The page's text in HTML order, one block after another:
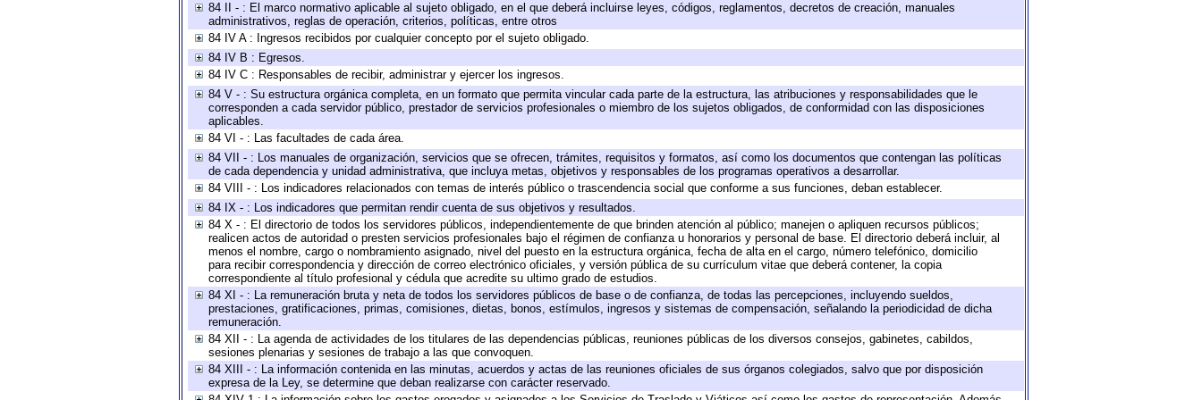
84 II - : El marco normativo aplicable al sujeto obligado, en el que deberá incluirse leyes, códigos, reglamentos, decretos de creación, manuales
administrativos, reglas de operación, criterios, políticas, entre otros
84 IV A : Ingresos recibidos por cualquier concepto por el sujeto obligado.
84 IV B : Egresos.
84 IV C : Responsables de recibir, administrar y ejercer los ingresos.
84 V - : Su estructura orgánica completa, en un formato que permita vincular cada parte de la estructura, las atribuciones y responsabilidades que le
corresponden a cada servidor público, prestador de servicios profesionales o miembro de los sujetos obligados, de conformidad con las disposiciones
aplicables.
84 VI - : Las facultades de cada área.
84 VII - : Los manuales de organización, servicios que se ofrecen, trámites, requisitos y formatos, así como los documentos que contengan las políticas
de cada dependencia y unidad administrativa, que incluya metas, objetivos y responsables de los programas operativos a desarrollar.
84 VIII - : Los indicadores relacionados con temas de interés público o trascendencia social que conforme a sus funciones, deban establecer.
84 IX - : Los indicadores que permitan rendir cuenta de sus objetivos y resultados.
84 X - : El directorio de todos los servidores públicos, independientemente de que brinden atención al público; manejen o apliquen recursos públicos;
realicen actos de autoridad o presten servicios profesionales bajo el régimen de confianza u honorarios y personal de base. El directorio deberá incluir, al
menos el nombre, cargo o nombramiento asignado, nivel del puesto en la estructura orgánica, fecha de alta en el cargo, número telefónico, domicilio
para recibir correspondencia y dirección de correo electrónico oficiales, y versión pública de su currículum vitae que deberá contener, la copia
correspondiente al título profesional y cédula que acredite su ultimo grado de estudios.
84 XI - : La remuneración bruta y neta de todos los servidores públicos de base o de confianza, de todas las percepciones, incluyendo sueldos,
prestaciones, gratificaciones, primas, comisiones, dietas, bonos, estímulos, ingresos y sistemas de compensación, señalando la periodicidad de dicha
remuneración.
84 XII - : La agenda de actividades de los titulares de las dependencias públicas, reuniones públicas de los diversos consejos, gabinetes, cabildos,
sesiones plenarias y sesiones de trabajo a las que convoquen.
84 XIII - : La información contenida en las minutas, acuerdos y actas de las reuniones oficiales de sus órganos colegiados, salvo que por disposición
expresa de la Ley, se determine que deban realizarse con carácter reservado.